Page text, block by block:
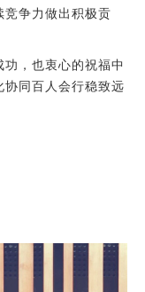
竞争力做出积极贡
，也衷心的祝福中
协同百人会行稳致远